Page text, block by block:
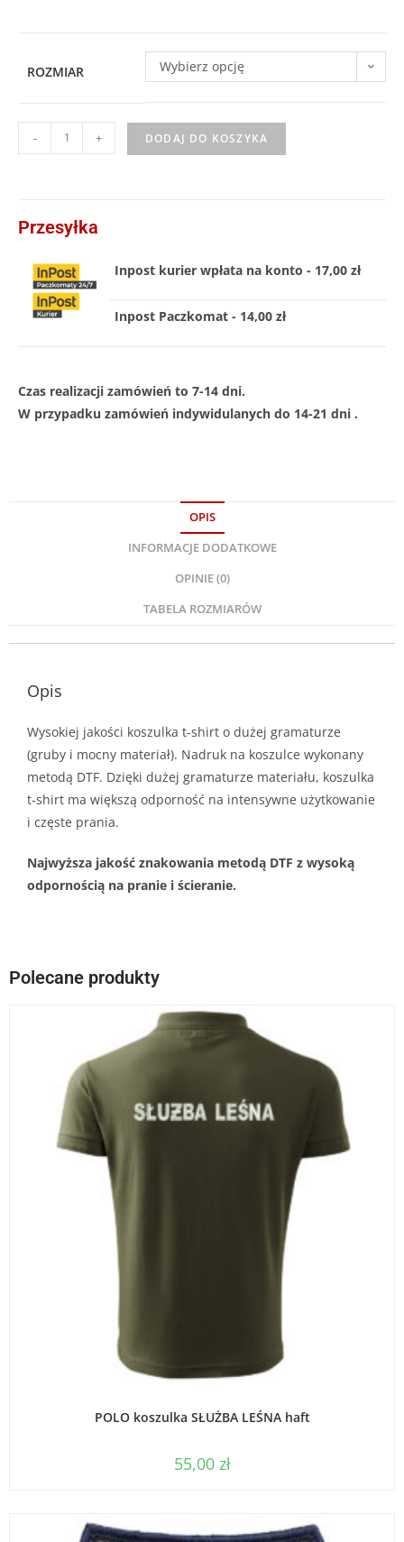
ROZMIAR Wybierz opcję
- + DODAJ DO KOSZYKA
Przesyłka
Inpost kurier wpłata na konto - 17,00 zł
Inpost Paczkomat - 14,00 zł
Czas realizacji zamówień to 7-14 dni.
W przypadku zamówień indywidulanych do 14-21 dni .
OPIS
INFORMACJE DODATKOWE
OPINIE (0)
TABELA ROZMIARÓW
Opis
Wysokiej jakości koszulka t-shirt o dużej gramaturze
(gruby i mocny materiał). Nadruk na koszulce wykonany
metodą DTF. Dzięki dużej gramaturze materiału, koszulka
t-shirt ma większą odporność na intensywne użytkowanie
i częste prania.
Najwyższa jakość znakowania metodą DTF z wysoką
odpornością na pranie i ścieranie.
Polecane produkty
WYBIERZ OPCJE
POLO koszulka SŁUŻBA LEŚNA haft
55,00 zł